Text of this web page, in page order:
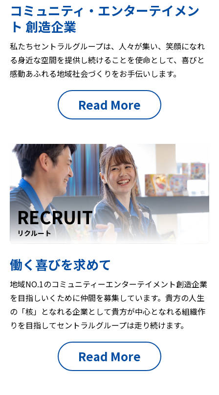
コミュニティ・エンターテイメン
ト 創造企業
私たちセントラルグループは、人々が集い、笑顔になれ
る身近な空間を提供し続けることを使命として、喜びと
感動あふれる地域社会づくりをお手伝いします。
Read More
RECRUIT
リクルート
働く喜びを求めて
地域NO.1のコミュニティーエンターテイメント創造企業
を目指しいくために仲間を募集しています。貴方の人生
の「核」となれる企業として貴方が中心となれる組織作
りを目指してセントラルグループは走り続けます。
Read More